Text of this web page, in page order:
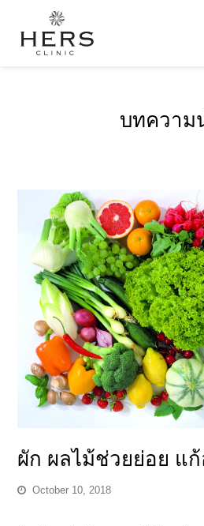
บทความ
ผัก ผลไม้ช่วยย่อย แ
October 10, 2018